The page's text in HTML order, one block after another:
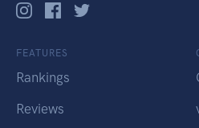
FEATURES
Rankings
Reviews